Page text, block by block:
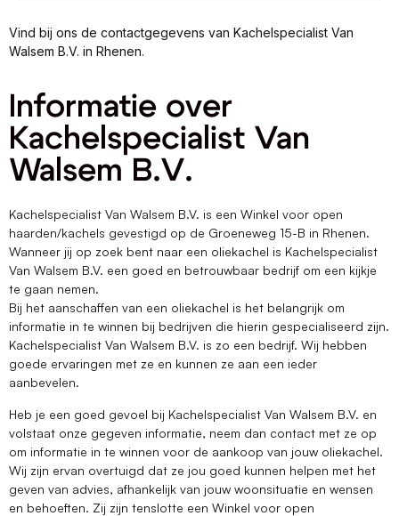
Vind bij ons de contactgegevens van Kachelspecialist Van
Walsem B.V. in Rhenen.
Informatie over
Kachelspecialist Van
Walsem B.V.
Kachelspecialist Van Walsem B.V. is een Winkel voor open
haarden/kachels gevestigd op de Groeneweg 15-B in Rhenen.
Wanneer jij op zoek bent naar een oliekachel is Kachelspecialist
Van Walsem B.V. een goed en betrouwbaar bedrijf om een kijkje
te gaan nemen.
Bij het aanschaffen van een oliekachel is het belangrijk om
informatie in te winnen bij bedrijven die hierin gespecialiseerd zijn.
Kachelspecialist Van Walsem B.V. is zo een bedrijf. Wij hebben
goede ervaringen met ze en kunnen ze aan een ieder
aanbevelen.
Heb je een goed gevoel bij Kachelspecialist Van Walsem B.V. en
volstaat onze gegeven informatie, neem dan contact met ze op
om informatie in te winnen voor de aankoop van jouw oliekachel.
Wij zijn ervan overtuigd dat ze jou goed kunnen helpen met het
geven van advies, afhankelijk van jouw woonsituatie en wensen
en behoeften. Zij zijn tenslotte een Winkel voor open